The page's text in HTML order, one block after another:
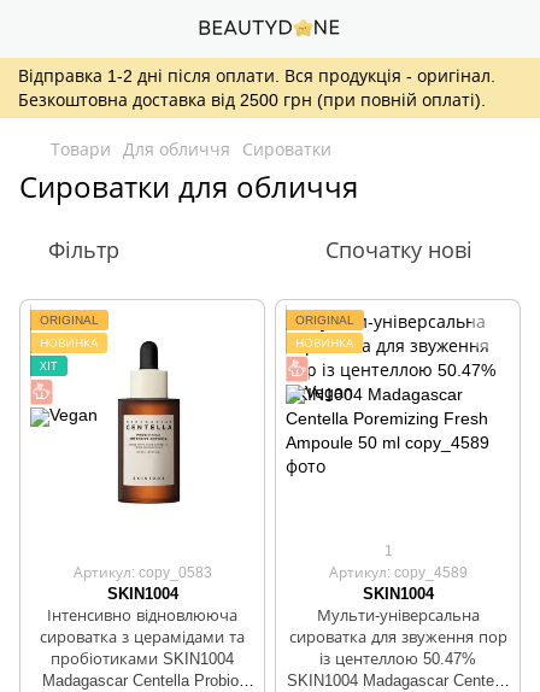
Відправка 1-2 дні після оплати. Вся продукція - оригінал.
Безкоштовна доставка від 2500 грн (при повній оплаті).
Товари Для обличчя Сироватки
Сироватки для обличчя
Фільтр Спочатку нові
ORIGINAL
НОВИНКА
ХІТ
Артикул: copy_0583
SKIN1004
Інтенсивно відновлююча
сироватка з церамідами та
пробіотиками SKIN1004
Madagascar Centella Probio-
ORIGINAL
НОВИНКА
1
Артикул: copy_4589
SKIN1004
Мульти-універсальна
сироватка для звуження пор
із центеллою 50.47%
SKIN1004 Madagascar Centella